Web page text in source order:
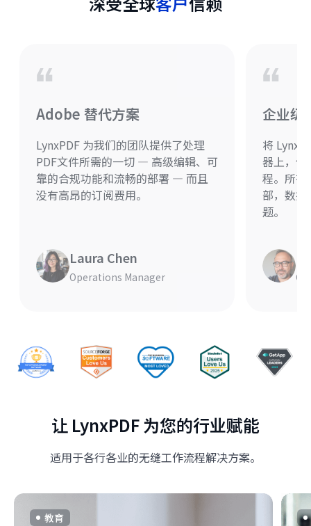
Adobe 替代方案
LynxPDF 为我们的团队提供了处理
PDF文件所需的一切 — 高级编辑、可
靠的合规功能和流畅的部署 — 而且
没有高昂的订阅费用。
Laura Chen
Operations Manager
企业级
将
器上，使
程。所有
部，数据
题。
让 LynxPDF 为您的行业赋能
适用于各行各业的无缝工作流程解决方案。
教育